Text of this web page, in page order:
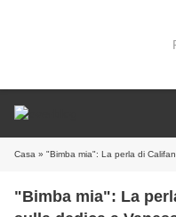
Casa » "Bimba mia": La perla di
"Bimba mia": La